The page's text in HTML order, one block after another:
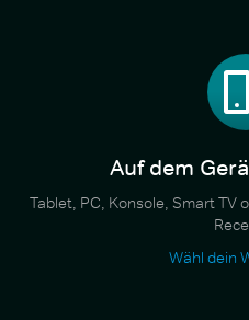
Auf dem
Tablet, PC, Konsole, Smart TV
Wähl dein